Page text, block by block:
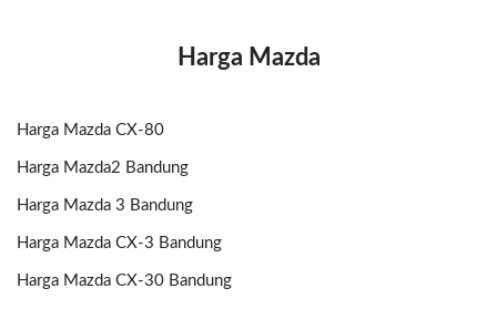
Harga Mazda
Harga Mazda CX-80
Harga Mazda2 Bandung
Harga Mazda 3 Bandung
Harga Mazda CX-3 Bandung
Harga Mazda CX-30 Bandung